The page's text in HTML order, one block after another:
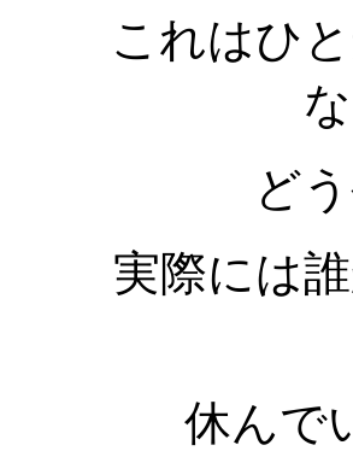
これはひ
ど
実際には
休んで